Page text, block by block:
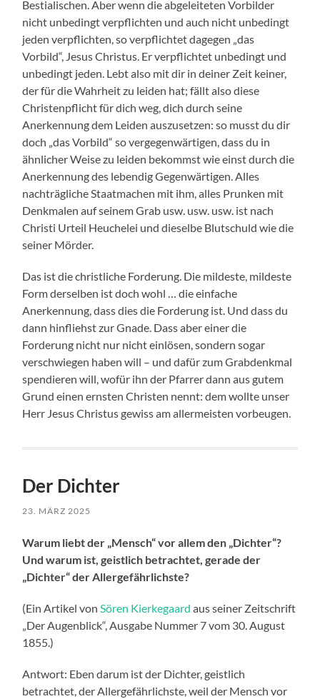
Bestialischen. Aber wenn die abgeleiteten Vorbilder
nicht unbedingt verpflichten und auch nicht unbedingt
jeden verpflichten, so verpflichtet dagegen „das
Vorbild“, Jesus Christus. Er verpflichtet unbedingt und
unbedingt jeden. Lebt also mit dir in deiner Zeit keiner,
der für die Wahrheit zu leiden hat; fällt also diese
Christenpflicht für dich weg, dich durch seine
Anerkennung dem Leiden auszusetzen: so musst du dir
doch „das Vorbild“ so vergegenwärtigen, dass du in
ähnlicher Weise zu leiden bekommst wie einst durch die
Anerkennung des lebendig Gegenwärtigen. Alles
nachträgliche Staatmachen mit ihm, alles Prunken mit
Denkmalen auf seinem Grab usw. usw. usw. ist nach
Christi Urteil Heuchelei und dieselbe Blutschuld wie die
seiner Mörder.
Das ist die christliche Forderung. Die mildeste, mildeste
Form derselben ist doch wohl … die einfache
Anerkennung, dass dies die Forderung ist. Und dass du
dann hinfliehst zur Gnade. Dass aber einer die
Forderung nicht nur nicht einlösen, sondern sogar
verschwiegen haben will – und dafür zum Grabdenkmal
spendieren will, wofür ihn der Pfarrer dann aus gutem
Grund einen ernsten Christen nennt: dem wollte unser
Herr Jesus Christus gewiss am allermeisten vorbeugen.
Der Dichter
23. MÄRZ 2025
Warum liebt der „Mensch“ vor allem den „Dichter“?
Und warum ist, geistlich betrachtet, gerade der
„Dichter“ der Allergefährlichste?
(Ein Artikel vonSören Kierkegaard aus seiner Zeitschrift
„Der Augenblick“, Ausgabe Nummer 7 vom 30. August
1855.)
Antwort: Eben darum ist der Dichter, geistlich
betrachtet, der Allergefährlichste, weil der Mensch vor